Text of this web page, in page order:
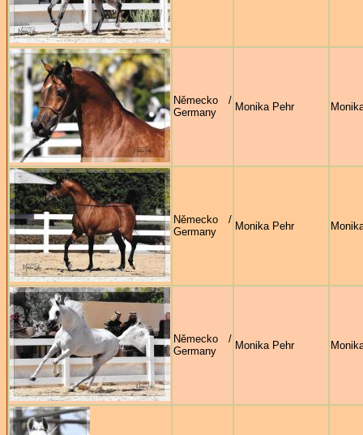
Německo /
Germany
Monika Pehr
Německo /
Germany
Monika Pehr
Německo /
Germany
Monika Pehr